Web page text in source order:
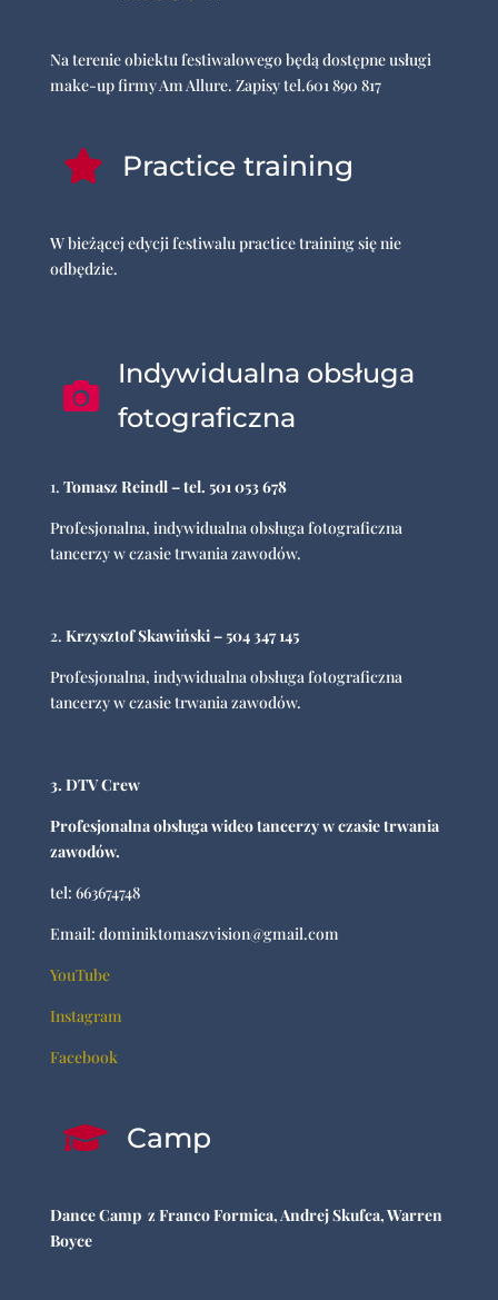
Na terenie obiektu festiwalowego będą dostępne usługi
make-up firmy Am Allure. Zapisy tel.601 890 817
 Practice training
W bieżącej edycji festiwalu practice training się nie
odbędzie.

Indywidualna obsługa
fotograficzna
1. Tomasz Reindl – tel. 501 053 678
Profesjonalna, indywidualna obsługa fotograficzna
tancerzy w czasie trwania zawodów.
2. Krzysztof Skawiński – 504 347 145
Profesjonalna, indywidualna obsługa fotograficzna
tancerzy w czasie trwania zawodów.
3. DTV Crew
Profesjonalna obsługa wideo tancerzy w czasie trwania
zawodów.
tel: 663674748
Email: dominiktomaszvision@gmail.com
YouTube
Instagram
Facebook
 Camp
Dance Camp z Franco Formica, Andrej Skufca, Warren
Boyce